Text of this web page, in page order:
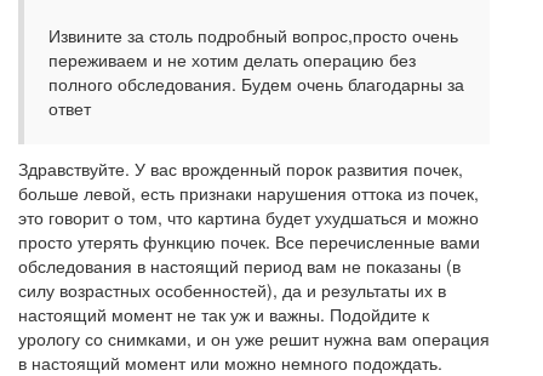
Извините за столь подробный вопрос,просто очень
переживаем и не хотим делать операцию без
полного обследования. Будем очень благодарны за
ответ
Здравствуйте. У вас врожденный порок развития почек,
больше левой, есть признаки нарушения оттока из почек,
это говорит о том, что картина будет ухудшаться и можно
просто утерять функцию почек. Все перечисленные вами
обследования в настоящий период вам не показаны (в
силу возрастных особенностей), да и результаты их в
настоящий момент не так уж и важны. Подойдите к
урологу со снимками, и он уже решит нужна вам операция
в настоящий момент или можно немного подождать.